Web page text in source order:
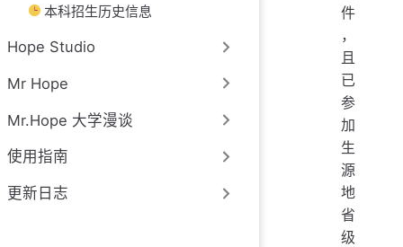
本科招生历史信息
Hope Studio
Mr Hope
Mr.Hope 大学漫谈
使用指南
更新日志
件
，
且
已
参
加
生
源
地
省
级